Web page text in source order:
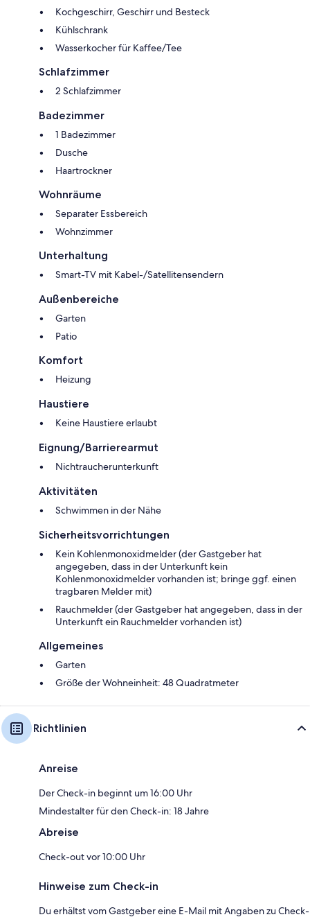
- Strom und Wasser inklusive
- Kurtaxe, Max (inklusive)
- Bettwäsche (inklusive)
- Pool Mitte Mai-Ende September
- Gemeinsamer Aussenpool (0m2)
- Keine Handtücher mietbar
Kochgeschirr, Geschirr und Besteck
Kühlschrank
Wasserkocher für Kaffee/Tee
Schlafzimmer
2 Schlafzimmer
Badezimmer
1 Badezimmer
Dusche
Haartrockner
Wohnräume
Separater Essbereich
Wohnzimmer
Unterhaltung
Smart-TV mit Kabel-/Satellitensendern
Außenbereiche
Garten
Patio
Komfort
Heizung
Haustiere
Keine Haustiere erlaubt
Eignung/Barrierearmut
Nichtraucherunterkunft
Aktivitäten
Schwimmen in der Nähe
Sicherheitsvorrichtungen
Kein Kohlenmonoxidmelder (der Gastgeber hat
angegeben, dass in der Unterkunft kein
Kohlenmonoxidmelder vorhanden ist; bringe ggf. einen
tragbaren Melder mit)
Rauchmelder (der Gastgeber hat angegeben, dass in der
Unterkunft ein Rauchmelder vorhanden ist)
Allgemeines
Garten
Größe der Wohneinheit: 48 Quadratmeter
Richtlinien
Anreise
Der Check-in beginnt um 16:00 Uhr
Mindestalter für den Check-in: 18 Jahre
Abreise
Check-out vor 10:00 Uhr
Hinweise zum Check-in
Du erhältst vom Gastgeber eine E-Mail mit Angaben zu Check-